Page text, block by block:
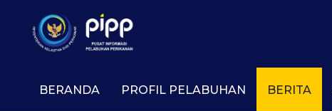
BERANDA PROFIL PELABUHAN BERITA